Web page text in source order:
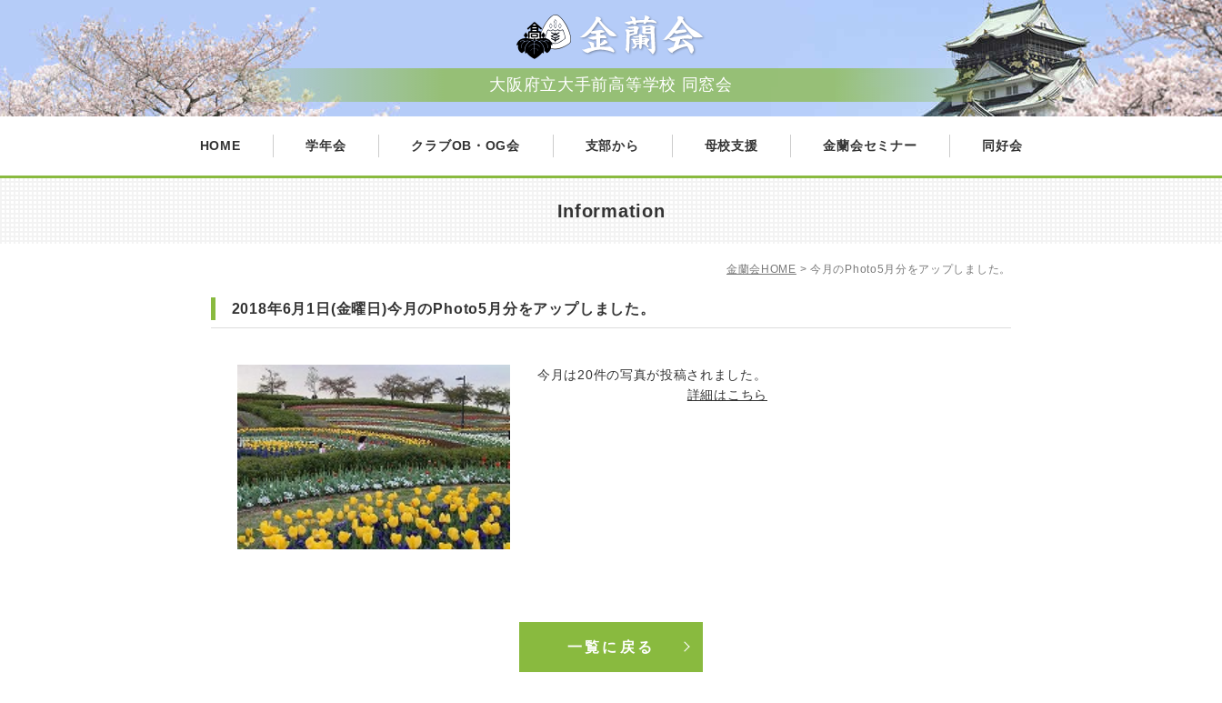
大阪府立大手前高等学校 同窓会
HOME 学年会 クラブOB・OG会 支部から 母校支援 金蘭会セミナー 同好会
Information
金蘭会HOME > 今月のPhoto5月分をアップしました。
2018年6月1日(金曜日)今月のPhoto5月分をアップしました。
今月は20件の写真が投稿されました。
詳細はこちら
一覧に戻る